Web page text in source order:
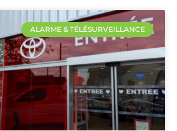
ALARME & TÉLÉSURVEILLANCE